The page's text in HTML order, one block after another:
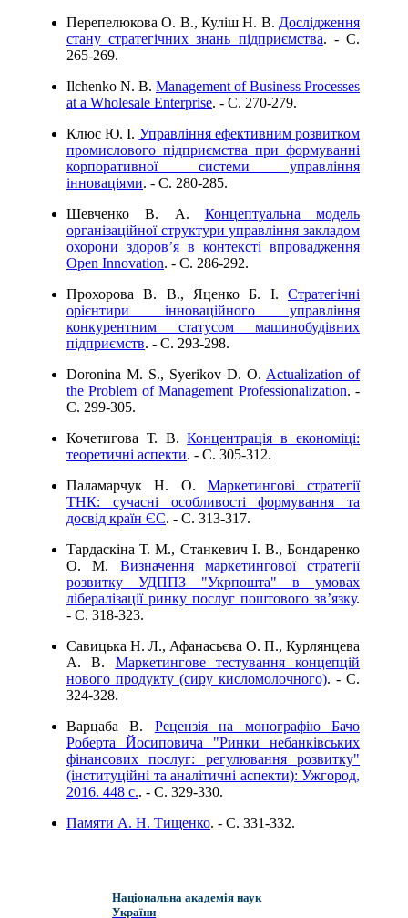
Перепелюкова О. В., Куліш Н. В. Дослідження
стану стратегічних знань підприємства. - C.
265-269.
Ilchenko N. B. Management of Business Processes
at a Wholesale Enterprise. - C. 270-279.
Клюс Ю. І. Управління ефективним розвитком
промислового підприємства при формуванні
корпоративної системи управління
інноваціями. - C. 280-285.
Шевченко В. А. Концептуальна модель
організаційної структури управління закладом
охорони здоров’я в контексті впровадження
Open Innovation. - C. 286-292.
Прохорова В. В., Яценко Б. І. Стратегічні
орієнтири інноваційного управління
конкурентним статусом машинобудівних
підприємств. - C. 293-298.
Doronina M. S., Syerikov D. O. Actualization of
the Problem of Management Professionalization. -
C. 299-305.
Кочетигова Т. В.Концентрація в економіці:
теоретичні аспекти. - C. 305-312.
Паламарчук Н. О. Маркетингові стратегії
ТНК: сучасні особливості формування та
досвід країн ЄС. - C. 313-317.
Тардаскіна Т. М., Станкевич І. В., Бондаренко
О. М. Визначення маркетингової стратегії
розвитку УДППЗ "Укрпошта" в умовах
лібералізації ринку послуг поштового зв’язку.
- C. 318-323.
Савицька Н. Л., Афанасьєва О. П., Курлянцева
А. В. Маркетингове тестування концепцій
нового продукту (сиру кисломолочного). - C.
324-328.
Варцаба В. Рецензія на монографію Бачо
Роберта Йосиповича "Ринки небанківських
фінансових послуг: регулювання розвитку"
(інституційні та аналітичні аспекти): Ужгород,
2016. 448 с.. - C. 329-330.
Памяти А. Н. Тищенко. - C. 331-332.
Національна академія наук
України